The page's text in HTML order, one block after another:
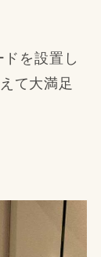
を設置し
て大満足